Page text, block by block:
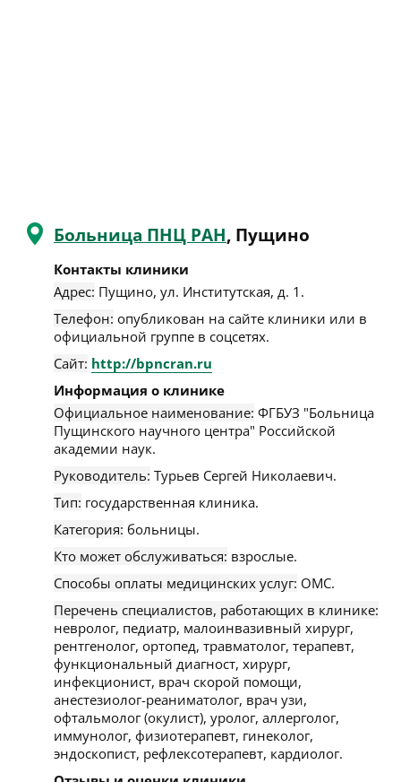
Больница ПНЦ РАН, Пущино
Контакты клиники
Адрес: Пущино, ул. Институтская, д. 1 .
Телефон: опубликован на сайте клиники или в
официальной группе в соцсетях.
Сайт: http://bpncran.ru
Информация о клинике
Официальное наименование: ФГБУЗ "Больница
Пущинского научного центра" Российской
академии наук.
Руководитель: Турьев Сергей Николаевич.
Тип: государственная клиника.
Категория: больницы.
Кто может обслуживаться: взрослые.
Способы оплаты медицинских услуг: ОМС.
Перечень специалистов, работающих в клинике:
невролог, педиатр, малоинвазивный хирург,
рентгенолог, ортопед, травматолог, терапевт,
функциональный диагност, хирург,
инфекционист, врач скорой помощи,
анестезиолог-реаниматолог, врач узи,
офтальмолог (окулист), уролог, аллерголог,
иммунолог, физиотерапевт, гинеколог,
эндоскопист, рефлексотерапевт, кардиолог.